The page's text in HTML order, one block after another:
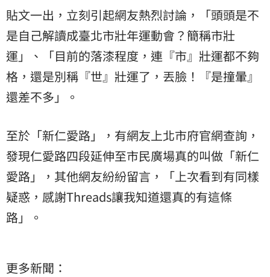
貼文一出，立刻引起網友熱烈討論，「頭頭是不
是自己解讀成臺北市壯年運動會？簡稱市壯
運」、「目前的落漆程度，連『市』壯運都不夠
格，還是別稱『世』壯運了，丟臉！『是撞暈』
還差不多」。
至於「新仁愛路」，有網友上北市府官網查詢，
發現仁愛路四段延伸至市民廣場真的叫做「新仁
愛路」，其他網友紛紛留言，「上次看到有同樣
疑惑，感謝Threads讓我知道還真的有這條
路」。
更多新聞：